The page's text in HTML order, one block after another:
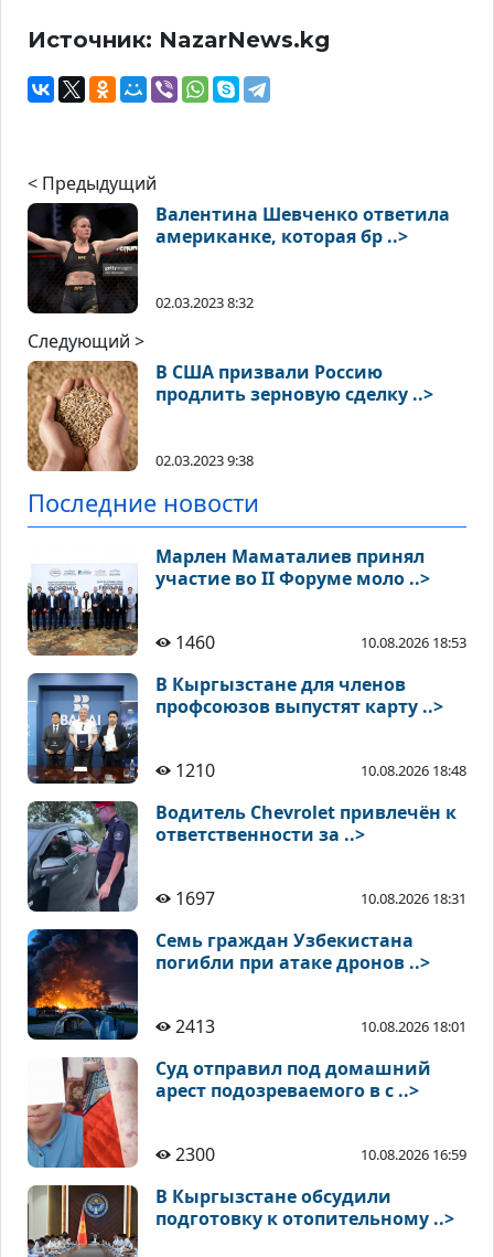
Источник: NazarNews.kg
< Предыдущий
Валентина Шевченко ответила
американке, которая бр ..>
02.03.2023 8:32
Следующий >
В США призвали Россию
продлить зерновую сделку ..>
02.03.2023 9:38
Последние новости
Марлен Маматалиев принял
участие во II Форуме моло ..>
1460 10.08.2026 18:53
В Кыргызстане для членов
профсоюзов выпустят карту ..>
1210 10.08.2026 18:48
Водитель Chevrolet привлечён к
ответственности за ..>
1697 10.08.2026 18:31
Семь граждан Узбекистана
погибли при атаке дронов ..>
2413 10.08.2026 18:01
Суд отправил под домашний
арест подозреваемого в с ..>
2300 10.08.2026 16:59
В Кыргызстане обсудили
подготовку к отопительному ..>